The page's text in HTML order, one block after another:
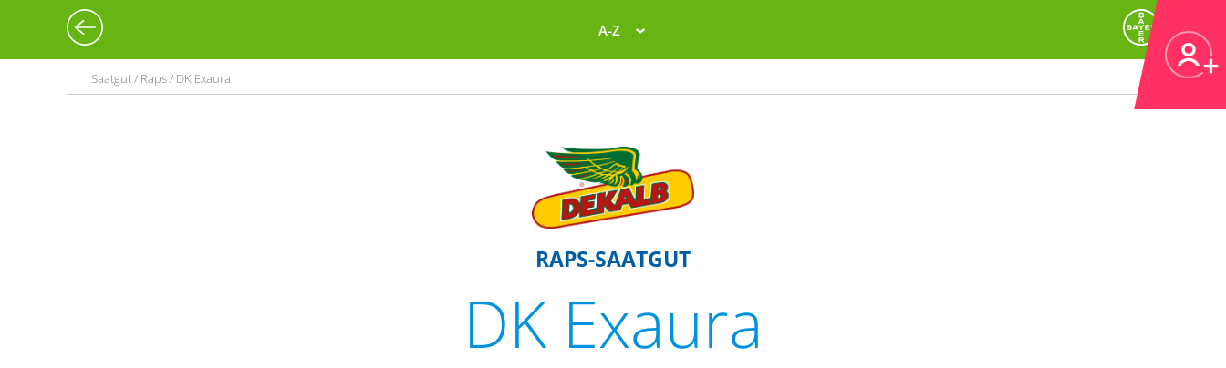
A-Z
Saatgut / Raps / DK Exaura
RAPS-SAATGUT
DK Exaura